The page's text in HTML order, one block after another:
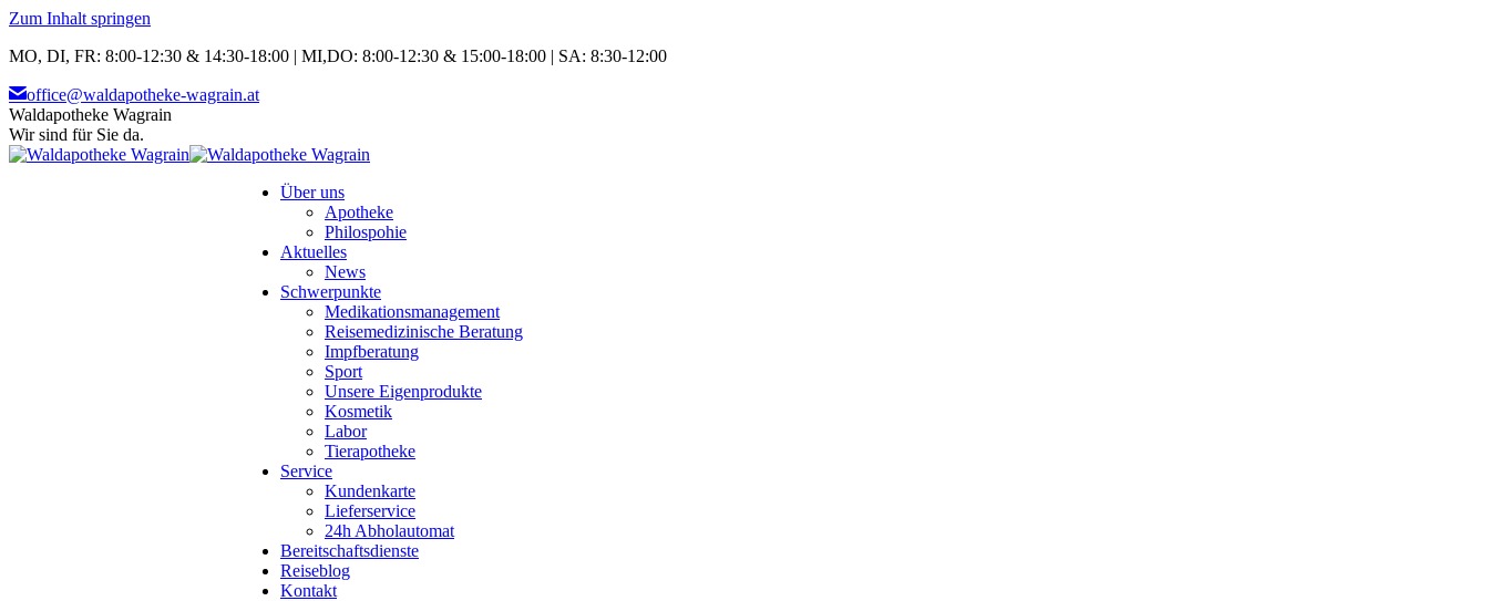
Zum Inhalt springen
MO, DI, FR: 8:00-12:30 & 14:30-18:00 | MI,DO: 8:00-12:30 & 15:00-18:00 | SA: 8:30-12:00
office@waldapotheke-wagrain.at
Waldapotheke Wagrain
Wir sind für Sie da.
Über uns
Apotheke
Philospohie
Aktuelles
News
Schwerpunkte
Medikationsmanagement
Reisemedizinische Beratung
Impfberatung
Sport
Unsere Eigenprodukte
Kosmetik
Labor
Tierapotheke
Service
Kundenkarte
Lieferservice
24h Abholautomat
Bereitschaftsdienste
Reiseblog
Kontakt